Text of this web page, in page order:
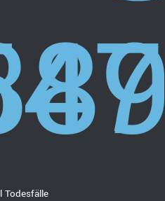
Todesfälle